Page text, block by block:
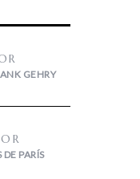
GEHRY
PARÍS